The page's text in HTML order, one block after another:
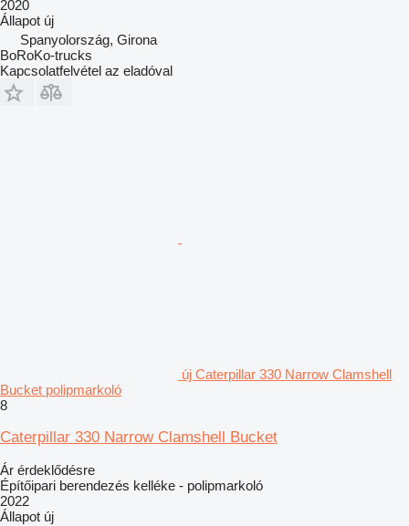
2020
Állapot új
Spanyolország, Girona
BoRoKo-trucks
Kapcsolatfelvétel az eladóval
új Caterpillar 330 Narrow Clamshell
Bucket polipmarkoló
8
Caterpillar 330 Narrow Clamshell Bucket
Ár érdeklődésre
Építőipari berendezés kelléke - polipmarkoló
2022
Állapot új